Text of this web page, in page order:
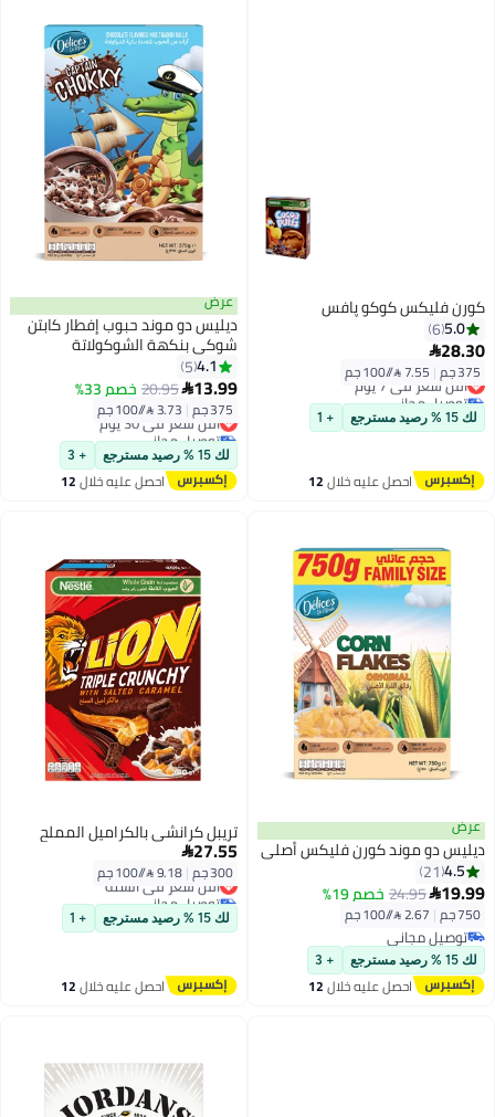
كورن فليكس كوكو پافس
5.0
6
28.30
375 جم |
أقل سعر في 7 يوم
توصيل مجاني
أقل سعر في 7 يوملك 15 % رصيد مسترجع + 1
احصل عليه خلال12
عرض
ديليس دو موند حبوب إفطار كابتن
شوكي بنكهة الشوكولاتة
4.1
5
13.99
20.95خصم 33%
375 جم |
أقل سعر في 30 يوم
توصيل مجاني
أقل سعر في 30 يوملك 15 % رصيد مسترجع + 3
احصل عليه خلال12
عرض
ديليس دو موند كورن فليكس أصلي
4.5
21
19.99
24.95خصم 19%
750 جم |
توصيل مجاني
توصيل مجانيلك 15 % رصيد مسترجع + 3
احصل عليه خلال12
تريبل كرانشي بالكراميل المملح
27.55
300 جم |
أقل سعر في السنة
توصيل مجاني
أقل سعر في السنةلك 15 % رصيد مسترجع + 1
احصل عليه خلال12